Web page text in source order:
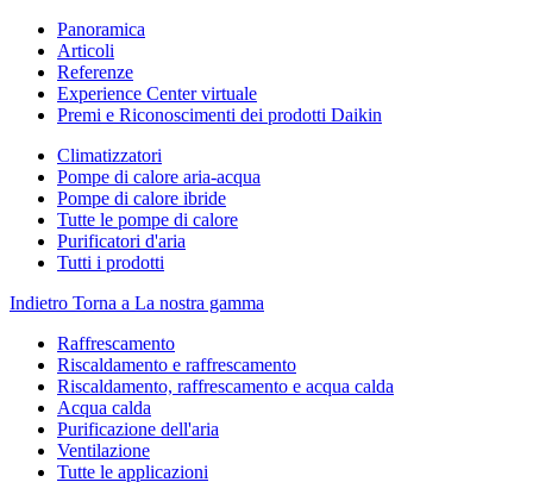
Panoramica
Articoli
Referenze
Experience Center virtuale
Premi e Riconoscimenti dei prodotti Daikin
Climatizzatori
Pompe di calore aria-acqua
Pompe di calore ibride
Tutte le pompe di calore
Purificatori d'aria
Tutti i prodotti
Indietro Torna a La nostra gamma
Raffrescamento
Riscaldamento e raffrescamento
Riscaldamento, raffrescamento e acqua calda
Acqua calda
Purificazione dell'aria
Ventilazione
Tutte le applicazioni